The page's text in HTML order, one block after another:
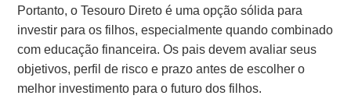
Portanto, o Tesouro Direto é uma opção sólida para
investir para os filhos, especialmente quando combinado
com educação financeira. Os pais devem avaliar seus
objetivos, perfil de risco e prazo antes de escolher o
melhor investimento para o futuro dos filhos.